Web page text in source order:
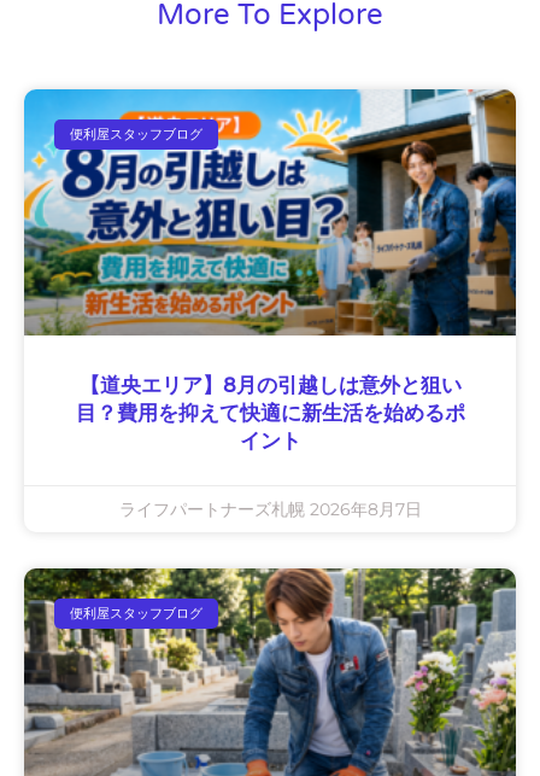
More To Explore
便利屋スタッフブログ
【道央エリア】8月の引越しは意外と狙い
目？費用を抑えて快適に新生活を始めるポ
イント
ライフパートナーズ札幌 2026年8月7日
便利屋スタッフブログ